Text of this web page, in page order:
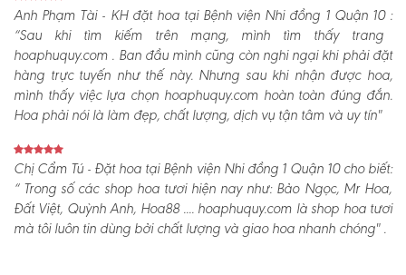
Anh Phạm Tài - KH đặt hoa tại Bệnh viện Nhi đồng 1 Quận 10 :
“Sau khi tìm kiếm trên mạng, mình tìm thấy trang
hoaphuquy.com . Ban đầu mình cũng còn nghi ngại khi phải đặt
hàng trực tuyến như thế này. Nhưng sau khi nhận được hoa,
mình thấy việc lựa chọn hoaphuquy.com hoàn toàn đúng đắn.
Hoa phải nói là làm đẹp, chất lượng, dịch vụ tận tâm và uy tín"
Chị Cẩm Tú - Đặt hoa tại Bệnh viện Nhi đồng 1 Quận 10 cho biết:
“ Trong số các shop hoa tươi hiện nay như: Bảo Ngọc, Mr Hoa,
Đất Việt, Quỳnh Anh, Hoa88 .... hoaphuquy.com là shop hoa tươi
mà tôi luôn tin dùng bởi chất lượng và giao hoa nhanh chóng" .